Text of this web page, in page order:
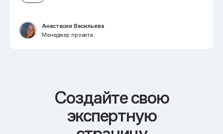
Анастасия Васильева
Менеджер проекта
Cоздайте свою
экспертную